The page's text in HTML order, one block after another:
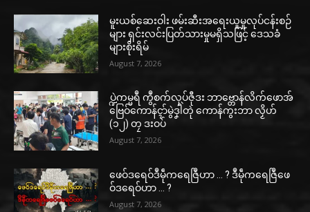
မူးယစ်ဆေးဝါး ဖမ်းဆီးအရေးယူမှုလုပ်ငန်းစဉ်
များ ရှင်းလင်းပြတ်သားမှုမရှိသဖြင့် ဒေသခံ
များစိုးရိမ်
August 7, 2026
ပ္ဍဲကမ္မရဳ ကွဳစက်လုပ်ဇီုဒး ဘာဗ္တောန်လိက်ဖောအ်
ဗြေဝ်ကောန်ၚာ်မွဲဒၞါဲတုဲ ကောန်ကွးဘာ လၟိဟ်
(၁၂) တၠ ဒးဝပ်
August 7, 2026
ဖေဝ်ဒရေဝ်ဒဳမဵုကရေဇြဳဟာ … ? ဒဳမဵုကရေဇြဳဖေ
ဝ်ဒရေဝ်ဟာ … ?
August 7, 2026